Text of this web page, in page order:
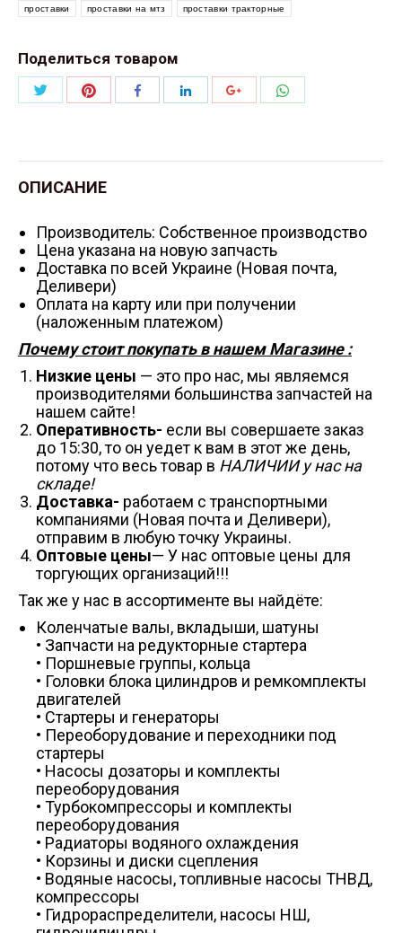
проставки проставки на мтз проставки тракторные
Поделиться товаром
ПоделитьсяПоделитьсяПоделитьсяПоделитьсяПоделиться
ОПИСАНИЕ
Производитель: Собственное производство
Цена указана на новую запчасть
Доставка по всей Украине (Новая почта,
Деливери)
Оплата на карту или при получении
(наложенным платежом)
Почему стоит покупать в нашем Магазине :
Низкие цены — это про нас, мы являемся
производителями большинства запчастей на
нашем сайте!
Оперативность- если вы совершаете заказ
до 15:30, то он уедет к вам в этот же день,
потому что весь товар в НАЛИЧИИ у нас на
складе!
Доставка- работаем с транспортными
компаниями (Новая почта и Деливери),
отправим в любую точку Украины.
Оптовые цены— У нас оптовые цены для
торгующих организаций!!!
Так же у нас в ассортименте вы найдёте:
Коленчатые валы, вкладыши, шатуны
• Запчасти на редукторные стартера
• Поршневые группы, кольца
• Головки блока цилиндров и ремкомплекты
двигателей
• Стартеры и генераторы
• Переоборудование и переходники под
стартеры
• Насосы дозаторы и комплекты
переоборудования
• Турбокомпрессоры и комплекты
переоборудования
• Радиаторы водяного охлаждения
• Корзины и диски сцепления
• Водяные насосы, топливные насосы ТНВД,
компрессоры
• Гидрораспределители, насосы НШ,